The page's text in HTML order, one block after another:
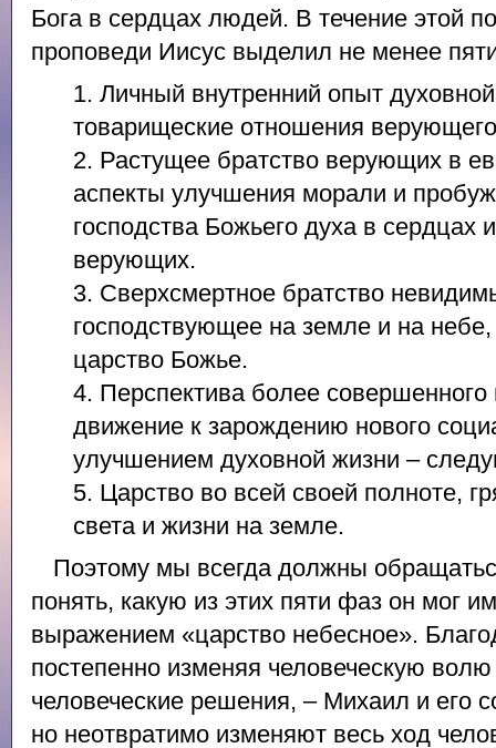
Бога в сердцах людей. В течение этой
проповеди Иисус выделил не менее
1. Личный внутренний опыт
товарищеские отношения
2. Растущее братство верующих в
аспекты улучшения морали и
господства Божьего духа в сердцах
верующих.
3. Сверхсмертное братство
господствующее на земле и на небе,
царство Божье.
4. Перспектива более
движение к зарождению нового
улучшением духовной жизни –
5. Царство во всей своей полноте,
света и жизни на земле.
Поэтому мы всегда должны
понять, какую из этих пяти фаз он мог
выражением «царство небесное».
постепенно изменяя человеческую
человеческие решения, – Михаил и его
но неотвратимо изменяют весь ход